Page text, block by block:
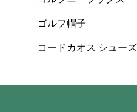
ゴルフ帽子
コードカオス シューズ